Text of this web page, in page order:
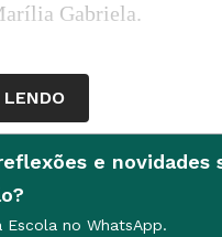
Gabriela.
e novidades
no WhatsApp.